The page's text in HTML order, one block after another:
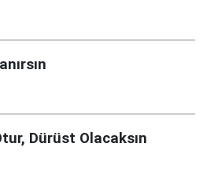
Dürüst Olacaksın